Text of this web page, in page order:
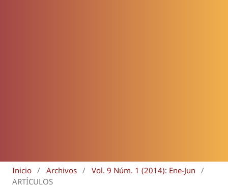
Inicio / Archivos / Vol. 9 Núm. 1 (2014): Ene-Jun
/
ARTÍCULOS